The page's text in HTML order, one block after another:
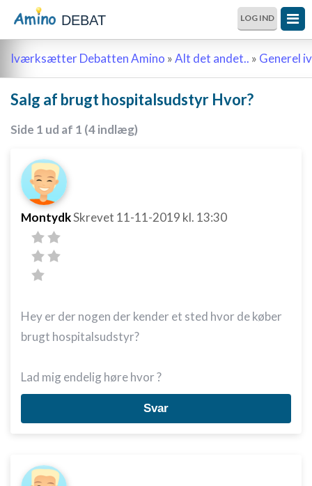
DEBAT LOG IND
Iværksætter Debatten Amino »Alt det andet.. » Generel
Salg af brugt hospitalsudstyr Hvor?
Side 1 ud af 1 (4 indlæg)
MontydkSkrevet 11-11-2019 kl. 13:30
Hey er der nogen der kender et sted hvor de køber
brugt hospitalsudstyr?
Lad mig endelig høre hvor ?
Svar